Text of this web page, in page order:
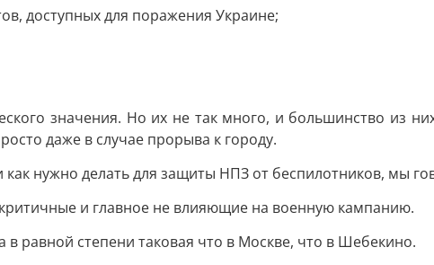
доступных для поражения Украине;
значения. Но их не так много, и большинство из
даже в случае прорыва к городу.
нужно делать для защиты НПЗ от беспилотников, мы
и главное не влияющие на военную кампанию.
равной степени таковая что в Москве, что в Шебекино.